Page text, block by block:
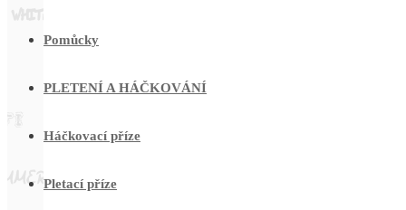
Pomůcky
PLETENÍ A HÁČKOVÁNÍ
Háčkovací příze
Pletací příze